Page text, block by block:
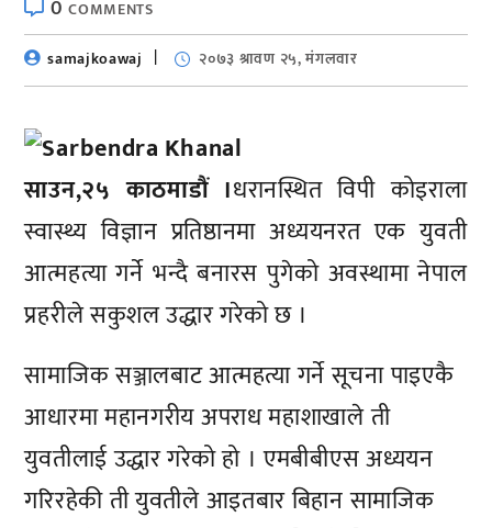
0COMMENTS
samajkoawaj
२०७३ श्रावण २५, मंगलवार
साउन,२५ काठमाडौं ।धरानस्थित विपी कोइराला
स्वास्थ्य विज्ञान प्रतिष्ठानमा अध्ययनरत एक युवती
आत्महत्या गर्ने भन्दै बनारस पुगेको अवस्थामा नेपाल
प्रहरीले सकुशल उद्धार गरेको छ ।
सामाजिक सञ्जालबाट आत्महत्या गर्ने सूचना पाइएकै
आधारमा महानगरीय अपराध महाशाखाले ती
युवतीलाई उद्धार गरेको हो । एमबीबीएस अध्ययन
गरिरहेकी ती युवतीले आइतबार बिहान सामाजिक